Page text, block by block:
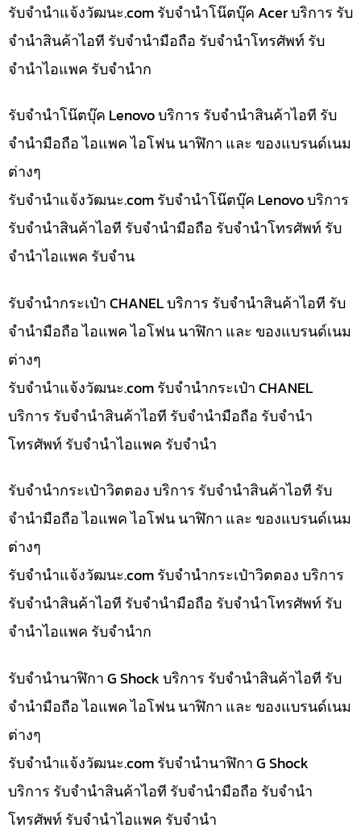
รับจํานําแจ้งวัฒนะ.com รับจำนำโน๊ตบุ๊ค Acer บริการ รับ
จำนำสินค้าไอที รับจำนำมือถือ รับจำนำโทรศัพท์ รับ
จำนำไอแพค รับจำนำก
รับจำนำโน๊ตบุ๊ค Lenovo บริการ รับจำนำสินค้าไอที รับ
จำนำมือถือ ไอแพค ไอโฟน นาฬิกา และ ของแบรนด์เนม
ต่างๆ
รับจํานําแจ้งวัฒนะ.com รับจำนำโน๊ตบุ๊ค Lenovo บริการ
รับจำนำสินค้าไอที รับจำนำมือถือ รับจำนำโทรศัพท์ รับ
จำนำไอแพค รับจำน
รับจำนำกระเป๋า CHANEL บริการ รับจำนำสินค้าไอที รับ
จำนำมือถือ ไอแพค ไอโฟน นาฬิกา และ ของแบรนด์เนม
ต่างๆ
รับจํานําแจ้งวัฒนะ.com รับจำนำกระเป๋า CHANEL
บริการ รับจำนำสินค้าไอที รับจำนำมือถือ รับจำนำ
โทรศัพท์ รับจำนำไอแพค รับจำนำ
รับจำนำกระเป๋าวิตตอง บริการ รับจำนำสินค้าไอที รับ
จำนำมือถือ ไอแพค ไอโฟน นาฬิกา และ ของแบรนด์เนม
ต่างๆ
รับจํานําแจ้งวัฒนะ.com รับจำนำกระเป๋าวิตตอง บริการ
รับจำนำสินค้าไอที รับจำนำมือถือ รับจำนำโทรศัพท์ รับ
จำนำไอแพค รับจำนำก
รับจำนำนาฬิกา G Shock บริการ รับจำนำสินค้าไอที รับ
จำนำมือถือ ไอแพค ไอโฟน นาฬิกา และ ของแบรนด์เนม
ต่างๆ
รับจํานําแจ้งวัฒนะ.com รับจำนำนาฬิกา G Shock
บริการ รับจำนำสินค้าไอที รับจำนำมือถือ รับจำนำ
โทรศัพท์ รับจำนำไอแพค รับจำนำ